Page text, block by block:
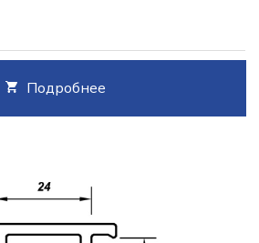
Подробнее